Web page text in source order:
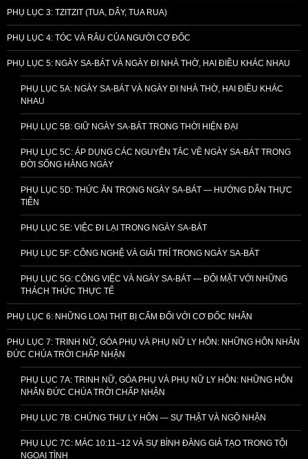
PHỤ LỤC 3: TZITZIT (TUA, DÂY, TUA RUA)
PHỤ LỤC 4: TÓC VÀ RÂU CỦA NGƯỜI CƠ ĐỐC
PHỤ LỤC 5: NGÀY SA-BÁT VÀ NGÀY ĐI NHÀ THỜ, HAI ĐIỀU KHÁC NHAU
PHỤ LỤC 5A: NGÀY SA-BÁT VÀ NGÀY ĐI NHÀ THỜ, HAI ĐIỀU KHÁC
NHAU
PHỤ LỤC 5B: GIỮ NGÀY SA-BÁT TRONG THỜI HIỆN ĐẠI
PHỤ LỤC 5C: ÁP DỤNG CÁC NGUYÊN TẮC VỀ NGÀY SA-BÁT TRONG
ĐỜI SỐNG HẰNG NGÀY
PHỤ LỤC 5D: THỨC ĂN TRONG NGÀY SA-BÁT — HƯỚNG DẪN THỰC
TIỄN
PHỤ LỤC 5E: VIỆC ĐI LẠI TRONG NGÀY SA-BÁT
PHỤ LỤC 5F: CÔNG NGHỆ VÀ GIẢI TRÍ TRONG NGÀY SA-BÁT
PHỤ LỤC 5G: CÔNG VIỆC VÀ NGÀY SA-BÁT — ĐỐI MẶT VỚI NHỮNG
THÁCH THỨC THỰC TẾ
PHỤ LỤC 6: NHỮNG LOẠI THỊT BỊ CẤM ĐỐI VỚI CƠ ĐỐC NHÂN
PHỤ LỤC 7: TRINH NỮ, GÓA PHỤ VÀ PHỤ NỮ LY HÔN: NHỮNG HÔN NHÂN
ĐỨC CHÚA TRỜI CHẤP NHẬN
PHỤ LỤC 7A: TRINH NỮ, GÓA PHỤ VÀ PHỤ NỮ LY HÔN: NHỮNG HÔN
NHÂN ĐỨC CHÚA TRỜI CHẤP NHẬN
PHỤ LỤC 7B: CHỨNG THƯ LY HÔN — SỰ THẬT VÀ NGỘ NHẬN
PHỤ LỤC 7C: MÁC 10:11–12 VÀ SỰ BÌNH ĐẲNG GIẢ TẠO TRONG TỘI
NGOẠI TÌNH